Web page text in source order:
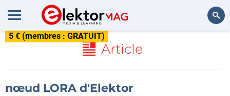
5 € (membres : GRATUIT)
Article
nœud LORA d'Elektor